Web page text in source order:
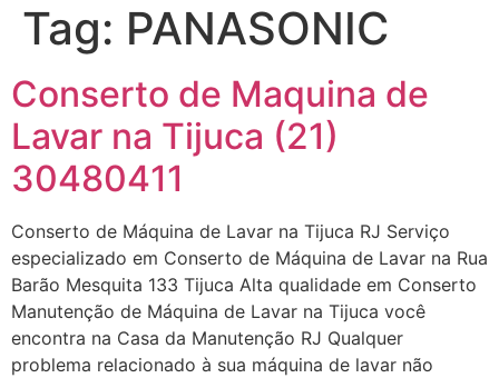
Tag: PANASONIC
Conserto de Maquina de
Lavar na Tijuca (21)
30480411
Conserto de Máquina de Lavar na Tijuca RJ Serviço
especializado em Conserto de Máquina de Lavar na Rua
Barão Mesquita 133 Tijuca Alta qualidade em Conserto
Manutenção de Máquina de Lavar na Tijuca você
encontra na Casa da Manutenção RJ Qualquer
problema relacionado à sua máquina de lavar não